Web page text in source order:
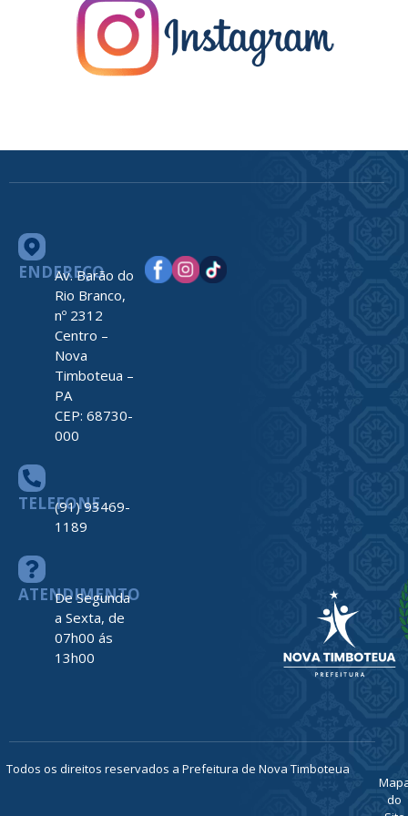
ENDEREÇO
Av. Barão do
Rio Branco,
nº 2312
Centro –
Nova
Timboteua –
PA
CEP: 68730-
000
TELEFONE
(91) 93469-
1189
ATENDIMENTO
De Segunda
a Sexta, de
07h00 ás
13h00
Todos os direitos reservados a Prefeitura de Nova Timboteua
do